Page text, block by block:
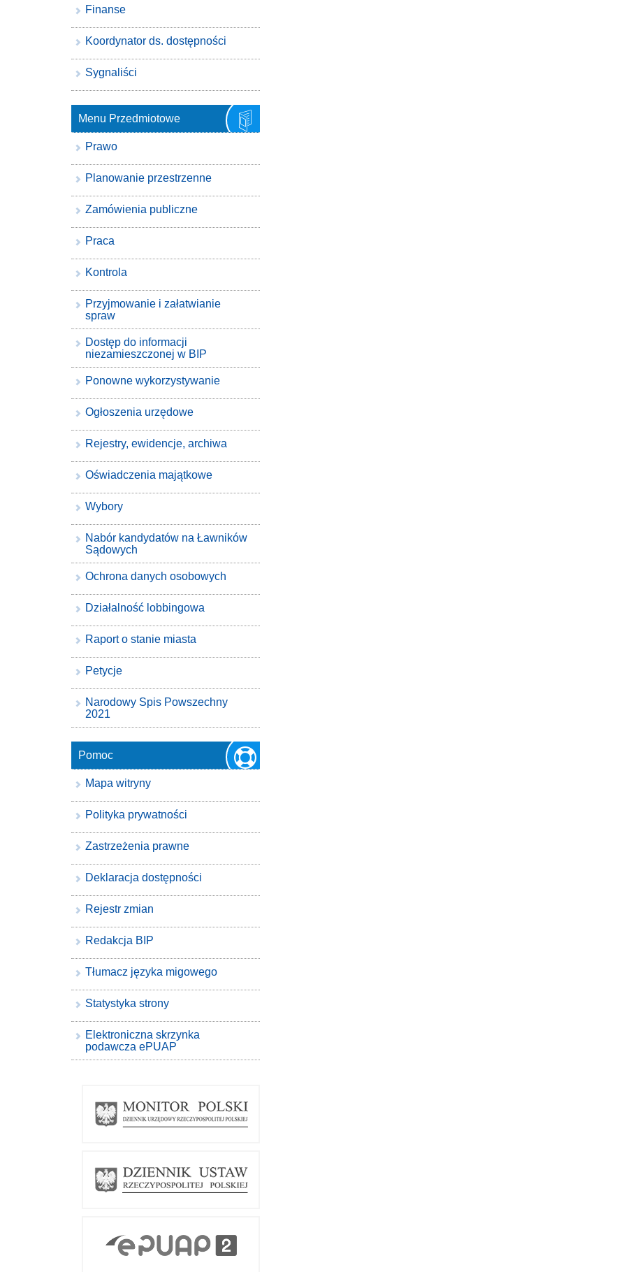
Finanse
Koordynator ds. dostępności
Sygnaliści
Menu Przedmiotowe
Prawo
Planowanie przestrzenne
Zamówienia publiczne
Praca
Kontrola
Przyjmowanie i załatwianie
spraw
Dostęp do informacji
niezamieszczonej w BIP
Ponowne wykorzystywanie
Ogłoszenia urzędowe
Rejestry, ewidencje, archiwa
Oświadczenia majątkowe
Wybory
Nabór kandydatów na Ławników
Sądowych
Ochrona danych osobowych
Działalność lobbingowa
Raport o stanie miasta
Petycje
Narodowy Spis Powszechny
2021
Pomoc
Mapa witryny
Polityka prywatności
Zastrzeżenia prawne
Deklaracja dostępności
Rejestr zmian
Redakcja BIP
Tłumacz języka migowego
Statystyka strony
Elektroniczna skrzynka
podawcza ePUAP